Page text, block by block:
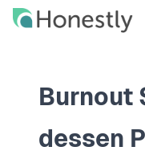
Skip
Skip
Burnout
dessen